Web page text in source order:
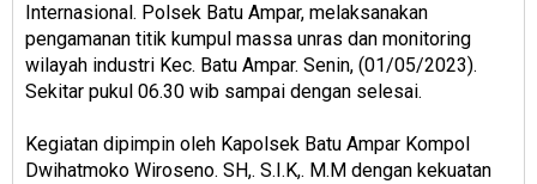
Internasional. Polsek Batu Ampar, melaksanakan
pengamanan titik kumpul massa unras dan monitoring
wilayah industri Kec. Batu Ampar. Senin, (01/05/2023).
Sekitar pukul 06.30 wib sampai dengan selesai.
Kegiatan dipimpin oleh Kapolsek Batu Ampar Kompol
Dwihatmoko Wiroseno. SH,. S.I.K,. M.M dengan kekuatan